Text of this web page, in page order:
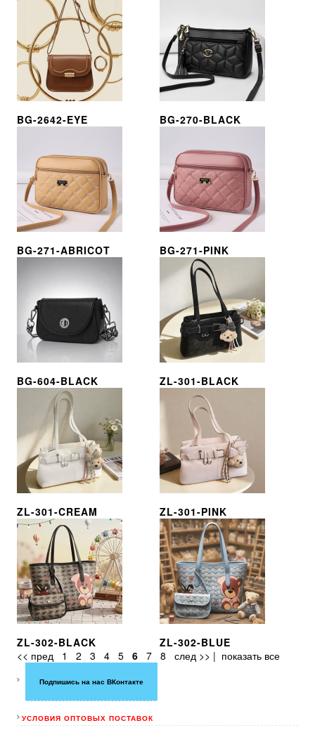
BG-2642-EYE BG-270-BLACK
BG-271-ABRICOT BG-271-PINK
BG-604-BLACK ZL-301-BLACK
ZL-301-CREAM ZL-301-PINK
ZL-302-BLACK
ZL-302-BLUE
<< пред
1 2 3 4 5 6 7 8 след >> | показать все
Подпишись на нас ВКонтакте
УСЛОВИЯ ОПТОВЫХ ПОСТАВОК